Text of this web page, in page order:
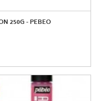
250G - PEBEO